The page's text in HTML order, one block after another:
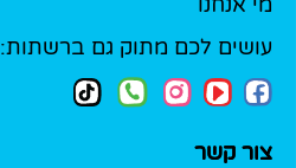
עושים לכם מתוק גם ברשתות:
צור קשר